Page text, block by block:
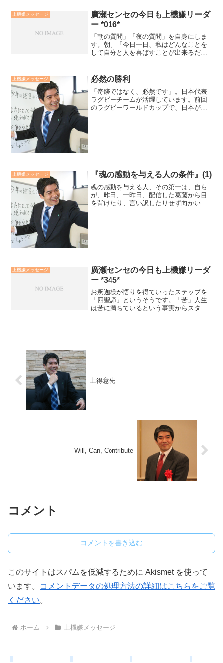
上機嫌メッセージ
廣瀬センセの今日も上機嫌リーダ
ー *016*
「朝の質問」「夜の質問」を自身にしま
す。朝、「今日一日、私はどんなことを
して自分と人を喜ばすことが出来るだろ
か？」夜、「今日一日、どんな喜びがあ
っただろう？」「今日一日...
上機嫌メッセージ 必然の勝利
「奇跡ではなく、必然です」。日本代表
ラグビーチームが活躍しています。前回
のラグビーワールドカップで、日本が優
上機嫌メッセージ 『魂の感動を与える人の条件』(1)
魂の感動を与える人、その第一は、自ら
が、昨日、一昨日、配信した葛藤から目
を背けたり、言い訳したりせず向かい合
上機嫌メッセージ
廣瀬センセの今日も上機嫌リーダ
ー *345*
お釈迦様が悟りを得ていったステップを
「四聖諦」というそうです。「苦」人生
は苦に満ちているという事実からスター
上得意先
Will, Can, Contribute
コメント
コメントを書き込む
このサイトはスパムを低減するために Akismet を使って
います。
コメントデータの処理方法の詳細はこちらをご覧
ください。
ホーム 上機嫌メッセージ